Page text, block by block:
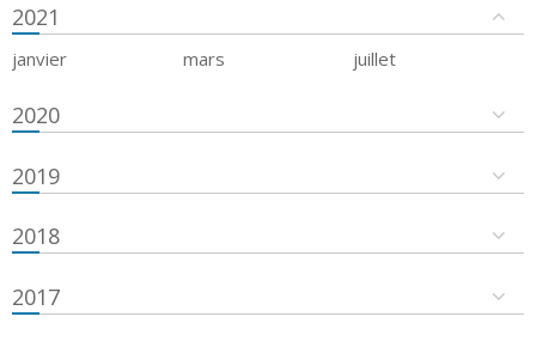
2021
janvier mars juillet
2020
2019
2018
2017